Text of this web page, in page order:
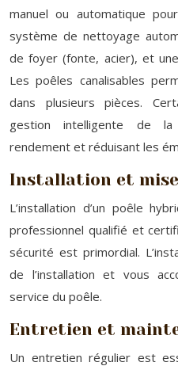
manuel ou automatique
système de nettoyage
de foyer (fonte, acier), et
Les poêles canalisables
dans plusieurs pièces.
gestion intelligente de la
rendement et réduisant les
Installation et
L’installation d’un poêle
professionnel qualifié et
sécurité est primordial.
de l’installation et vous
service du poêle.
Entretien et
Un entretien régulier est